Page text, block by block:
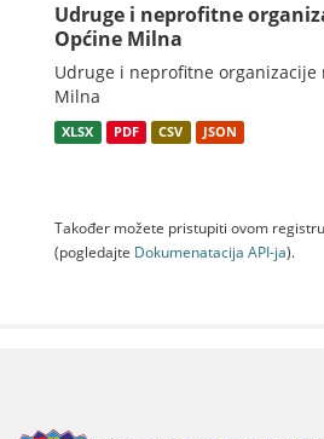
Udruge i neprofitne
Općine Milna
Udruge i neprofitne
Milna
XLSX PDF CSV JSON
Također možete pristupiti ovom
(pogledajte Dokumenаtаcijа API-jа).